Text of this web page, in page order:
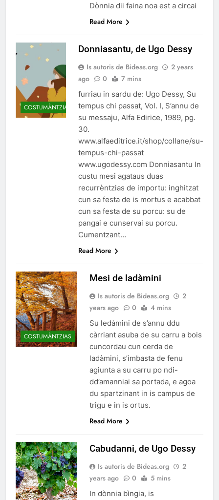
Dònnia dii faina noa est a circai
Read More
COSTUMÀNTZIAS
Donniasantu, de Ugo Dessy
Is autoris de Bideas.org
2 years
ago
0 7 mins
furriau in sardu de: Ugo Dessy, Su
tempus chi passat, Vol. I, S’annu de
su messaju, Alfa Edirice, 1989, pg.
30.
www.alfaeditrice.it/shop/collane/su-
tempus-chi-passat
www.ugodessy.com Donniasantu In
custu mesi agataus duas
recurrèntzias de importu: inghitzat
cun sa festa de is mortus e acabbat
cun sa festa de su porcu: su de
pangai e cunservai su porcu.
Cumentzant…
Read More
COSTUMÀNTZIAS
Mesi de ladàmini
Is autoris de Bideas.org
2
years ago
0 4 mins
Su ledàmini de s’annu ddu
càrriant asuba de su carru a bois
cuncordau cun cerda de
ladàmini, s’imbasta de fenu
agiunta a su carru po ndi-
dd’amanniai sa portada, e agoa
du spartzinant in is campus de
trigu e in is ortus.
Read More
Cabudanni, de Ugo Dessy
Is autoris de Bideas.org
2
years ago
0 5 mins
In dònnia bìngia, is